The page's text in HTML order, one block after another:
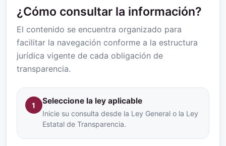
¿Cómo consultar la información?
El contenido se encuentra organizado para
facilitar la navegación conforme a la estructura
jurídica vigente de cada obligación de
transparencia.
1 Seleccione la ley aplicable
Inicie su consulta desde la Ley General o la Ley
Estatal de Transparencia.